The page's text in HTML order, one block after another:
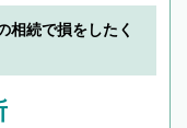
相続で損をしたく